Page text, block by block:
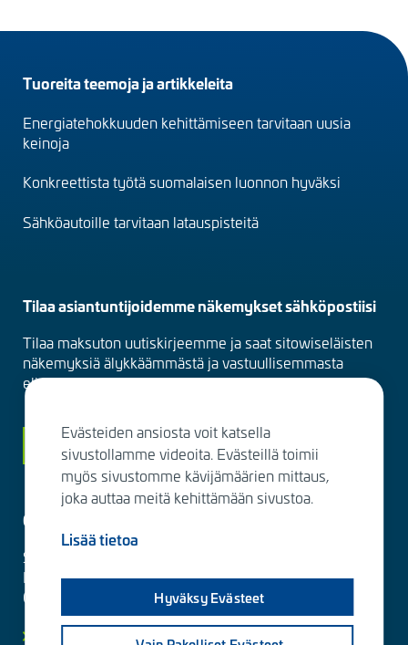
Footer
menu
(fi)
Tuoreita teemoja ja artikkeleita
Energiatehokkuuden kehittämiseen tarvitaan uusia
keinoja
Konkreettista työtä suomalaisen luonnon hyväksi
Sähköautoille tarvitaan latauspisteitä
Tilaa asiantuntijoidemme näkemykset sähköpostiisi
Tilaa maksuton uutiskirjeemme ja saat sitowiseläisten
näkemyksiä älykkäämmästä ja vastuullisemmasta
elinympäristöstä suoraan sähköpostiisi kuukausittain.
Siirry tilaamaan
Ota yhteyttä
Sitowise Group Oyj
Linnoitustie 6 D
02600 Espoo, Finland
Lisää yhteystietoja
Evästeiden ansiosta voit katsella
sivustollamme videoita. Evästeillä toimii
myös sivustomme kävijämäärien mittaus,
joka auttaa meitä kehittämään sivustoa.
Lisää tietoa
Hyväksy Evästeet